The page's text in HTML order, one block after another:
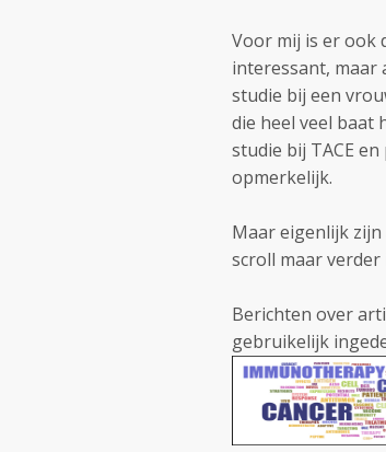
Voor mij is er ook
interessant, maar
studie bij een
die heel veel baat
studie bij TACE
opmerkelijk.
Maar eigenlijk
scroll maar
Berichten over
gebruikelijk